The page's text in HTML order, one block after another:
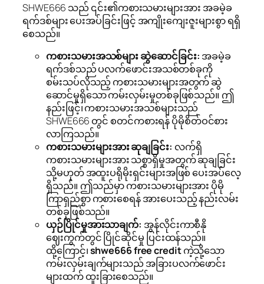
SHWE666 သည် ၎င်း၏ကစားသမားများအား အခမဲ့ခ
ရက်ဒစ်များ ပေးအပ်ခြင်းဖြင့် အကျိုးကျေးဇူးများစွာ ရရှိ
စေသည်။
ကစားသမားအသစ်များ ဆွဲဆောင်ခြင်း: အခမဲ့ခ
ရက်ဒစ်သည် ပလက်ဖောင်းအသစ်တစ်ခုကို
စမ်းသပ်လိုသည့် ကစားသမားများအတွက် ဆွဲ
ဆောင်မှုရှိသော ကမ်းလှမ်းမှုတစ်ခုဖြစ်သည်။ ဤ
နည်းဖြင့်၊ ကစားသမားအသစ်များသည်
SHWE666 တွင် စတင်ကစားရန် ပိုမိုစိတ်ဝင်စား
လာကြသည်။
ကစားသမားများအား ဆုချခြင်း: လက်ရှိ
ကစားသမားများအား သစ္စာရှိမှုအတွက် ဆုချခြင်း
သို့မဟုတ် အထူးပရိုမိုးရှင်းများအဖြစ် ပေးအပ်လေ့
ရှိသည်။ ဤသည်မှာ ကစားသမားများအား ပိုမို
ကြာရှည်စွာ ကစားစေရန် အားပေးသည့် နည်းလမ်း
တစ်ခုဖြစ်သည်။
ယှဉ်ပြိုင်မှုအားသာချက်: အွန်လိုင်းကာစီနို
ဈေးကွက်တွင် ပြိုင်ဆိုင်မှု ပြင်းထန်သည်။
ထို့ကြောင့်၊shwe666 free creditကဲ့သို့သော
ကမ်းလှမ်းချက်များသည် အခြားပလက်ဖောင်း
များထက် ထူးခြားစေသည်။